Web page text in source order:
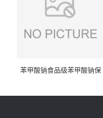
苯甲酸钠食品级苯甲酸钠保